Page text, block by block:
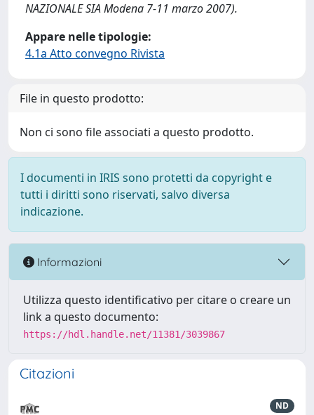
NAZIONALE SIA Modena 7-11 marzo 2007).
Appare nelle tipologie:
4.1a Atto convegno Rivista
File in questo prodotto:
Non ci sono file associati a questo prodotto.
I documenti in IRIS sono protetti da copyright e
tutti i diritti sono riservati, salvo diversa
indicazione.
Informazioni
Utilizza questo identificativo per citare o creare un
link a questo documento:
https://hdl.handle.net/11381/3039867
Citazioni
ND